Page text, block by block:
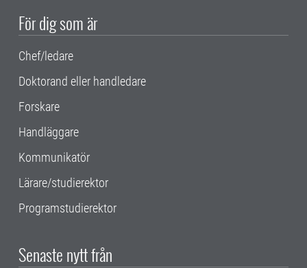
För dig som är
Chef/ledare
Doktorand eller handledare
Forskare
Handläggare
Kommunikatör
Lärare/studierektor
Programstudierektor
Senaste nytt från